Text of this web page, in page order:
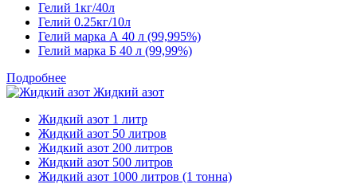
Гелий 1кг/40л
Гелий 0.25кг/10л
Гелий марка А 40 л (99,995%)
Гелий марка Б 40 л (99,99%)
Подробнее
Жидкий азот
Жидкий азот 1 литр
Жидкий азот 50 литров
Жидкий азот 200 литров
Жидкий азот 500 литров
Жидкий азот 1000 литров (1 тонна)